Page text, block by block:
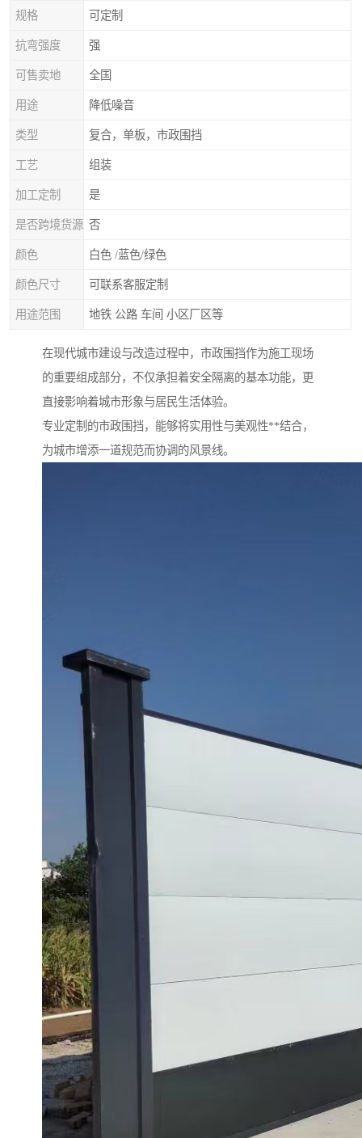
规格 可定制
抗弯强度 强
可售卖地 全国
用途 降低噪音
类型 复合，单板，市政围挡
工艺 组装
加工定制 是
是否跨境货源 否
颜色 白色 /蓝色/绿色
颜色尺寸 可联系客服定制
用途范围 地铁 公路 车间 小区厂区等
在现代城市建设与改造过程中，市政围挡作为施工现场
的重要组成部分，不仅承担着安全隔离的基本功能，更
直接影响着城市形象与居民生活体验。
专业定制的市政围挡，能够将实用性与美观性**结合，
为城市增添一道规范而协调的风景线。